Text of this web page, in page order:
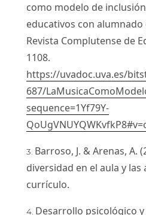
como modelo de
educativos con
Revista Complutense de
1108.
https://uvadoc.uva.es/
687/
sequence=1Yf79Y-
Barroso, J. & Arenas, A.
diversidad en el aula y las
currículo.
Desarrollo psicológico